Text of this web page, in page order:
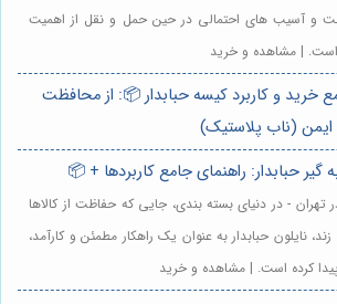
و آسیب های احتمالی در حین حمل و نقل از اهمیت
است. | مشاهده و خرید
خرید و کاربرد کیسه حبابدار 📦: از محافظت
ایمن (ناب پلاستیک)
گیر حبابدار: راهنمای جامع کاربردها + 📦
تهران - در دنیای بسته بندی، جایی که حفاظت از کالاها
نایلون حبابدار به عنوان یک راهکار مطمئن و کارآمد،
کرده است. | مشاهده و خرید